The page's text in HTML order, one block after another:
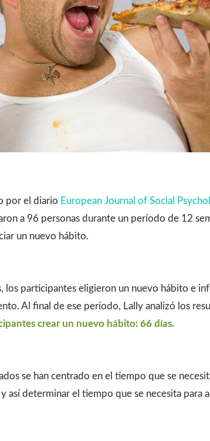
por el diario European Journal of Social
a 96 personas durante un período de 12
un nuevo hábito.
los participantes eligieron un nuevo hábito e
Al final de ese período, Lally analizó los
crear un nuevo hábito: 66 días.
se han centrado en el tiempo que se
así determinar el tiempo que se necesita para